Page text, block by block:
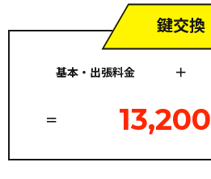
鍵交換
基本・出張料金
13,200